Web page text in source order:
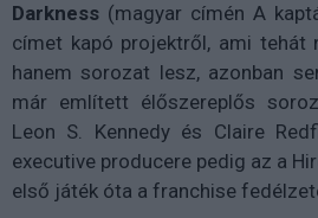
Darkness (magyar címén A
címet kapó projektről, ami tehát
hanem sorozat lesz, azonban
már említett élőszereplős
Leon S. Kennedy és Claire
executive producere pedig az a
első játék óta a franchise